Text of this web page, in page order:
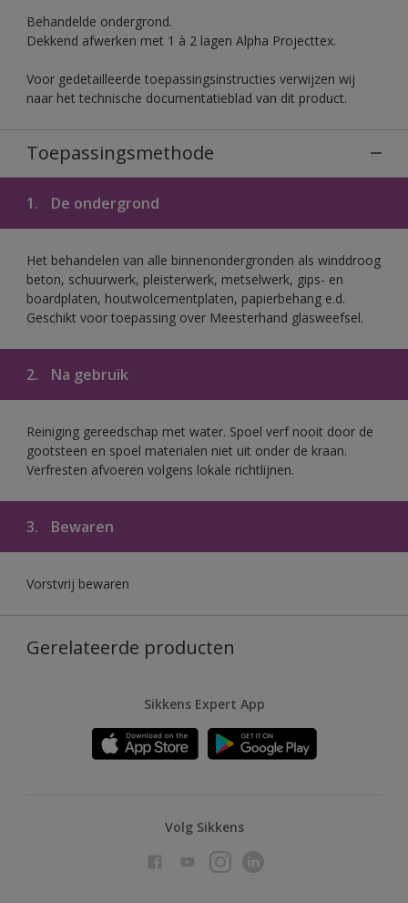
Behandelde ondergrond.
Dekkend afwerken met 1 à 2 lagen Alpha Projecttex.
Voor gedetailleerde toepassingsinstructies verwijzen wij
naar het technische documentatieblad van dit product.
Toepassingsmethode
1. De ondergrond
Het behandelen van alle binnenondergronden als winddroog
beton, schuurwerk, pleisterwerk, metselwerk, gips- en
boardplaten, houtwolcementplaten, papierbehang e.d.
Geschikt voor toepassing over Meesterhand glasweefsel.
2. Na gebruik
Reiniging gereedschap met water. Spoel verf nooit door de
gootsteen en spoel materialen niet uit onder de kraan.
Verfresten afvoeren volgens lokale richtlijnen.
3. Bewaren
Vorstvrij bewaren
Gerelateerde producten
Sikkens Expert App
Volg Sikkens